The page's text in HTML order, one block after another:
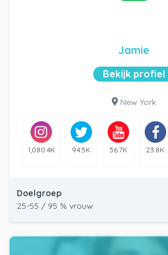
Jamie
Bekijk profiel
New York
1,080.4K 94.5K 56.7K 23.8K
Doelgroep
25-55 / 95 % vrouw